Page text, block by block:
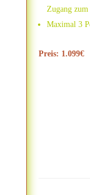
Zugang zum
Maximal 3
Preis: 1.099€